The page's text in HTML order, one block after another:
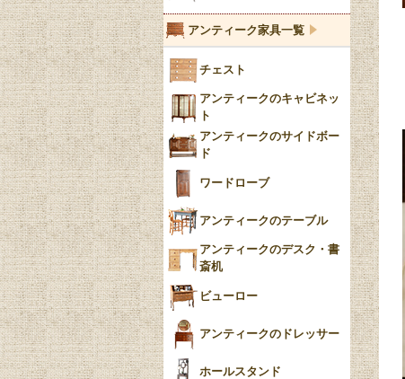
ブルーウィローパターン
Blue）
YUAN
チンツ
クリノリン
アンティーク家具一覧
チェスト
アンティークのキャビネッ
ト
アンティークのサイドボー
ド
ワードローブ
アンティークのテーブル
アンティークのデスク・書
斎机
ビューロー
アンティークのドレッサー
ホールスタンド